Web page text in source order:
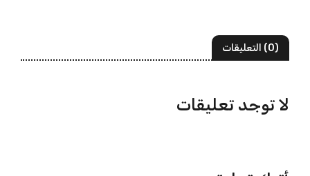
(0) التعليقات
لا توجد تعليقات